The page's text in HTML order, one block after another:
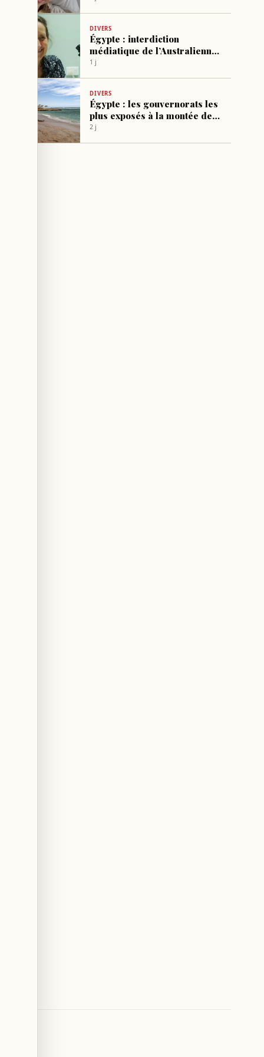
DIVERS
Égypte : interdiction
médiatique de l’Australienne
Barbara O’Neill pour
1 j
DIVERS
Égypte : les gouvernorats les
plus exposés à la montée des
eaux identifiés
2 j